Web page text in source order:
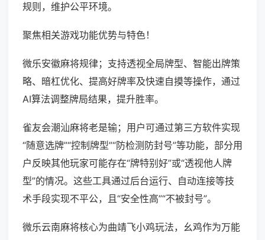
规则，维护公平环境。
聚焦相关游戏功能优势与特色！
微乐安徽麻将规律；支持透视全局牌型、智能出牌策
略、暗杠优化、提高好牌率及快速自摸等操作，通过
AI算法调整牌局结果，提升胜率。
雀友会潮汕麻将老是输；用户可通过第三方软件实现
“随意选牌”“控制牌型”“防检测防封号”等功能，部分用
户反映其他玩家可能存在“牌特别好”或“透视他人牌
型”的情况。这些工具通过后台运行、自动连接等技
术手段实现不平公，且“安全性高”“不被封号”。
微乐云南麻将核心为曲靖飞小鸡玩法，幺鸡作为万能